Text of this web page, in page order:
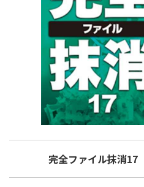
完全ファイル抹消17